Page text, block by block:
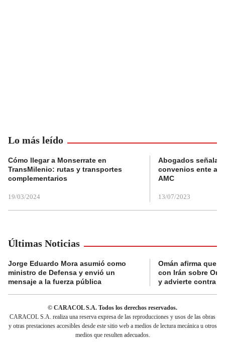
Lo más leído
Cómo llegar a Monserrate en
TransMilenio: rutas y transportes
complementarios
19/03/2024
Abogados
convenios ente
AMC
13/07/2023
Últimas Noticias
Jorge Eduardo Mora asumió como
ministro de Defensa y envió un
mensaje a la fuerza pública
Omán afirma que
con Irán sobre
y advierte contra
© CARACOL S.A. Todos los derechos reservados.
CARACOL S.A. realiza una reserva expresa de las reproducciones y usos de las obras
y otras prestaciones accesibles desde este sitio web a medios de lectura mecánica u otros
medios que resulten adecuados.